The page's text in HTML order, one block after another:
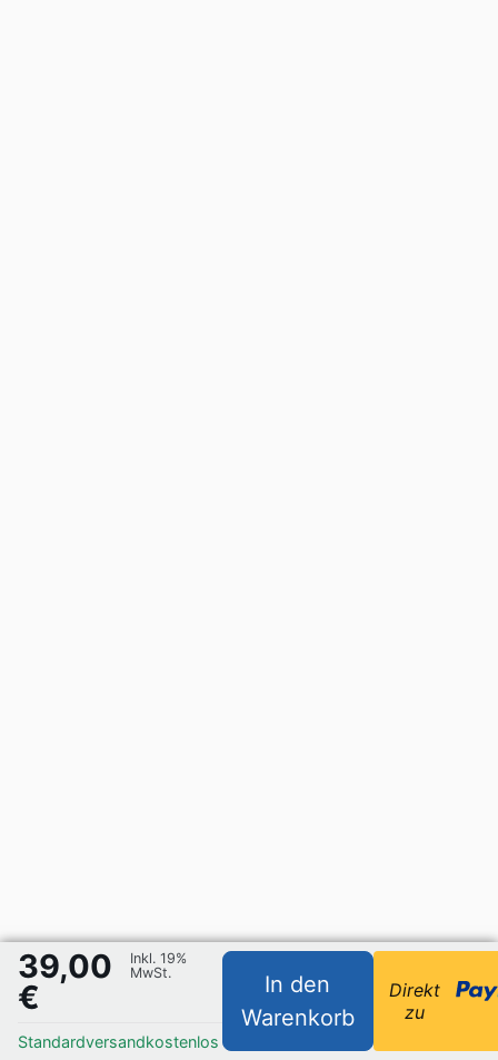
39,00
€
Inkl. 19%
MwSt.
Standardversandkostenlos
In den
Warenkorb
Direkt
zu